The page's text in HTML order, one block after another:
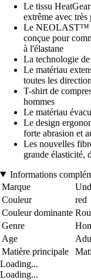
Le tissu
extrême avec très
Le NEOLAST™
conçue pour
à l'élastane
La technologie
Le matériau
toutes les
T-shirt de
hommes
Le matériau
Le design
forte abrasion et
Les nouvelles
grande élasticité,
Informations
Marque
Couleur
red
Couleur dominante
Genre
Age
Matière principale
Loading...
Loading...